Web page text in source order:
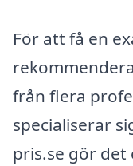
För att få en
från flera
specialiserar
pris.se gör det